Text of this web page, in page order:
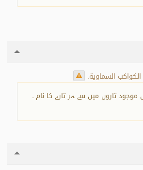
السماوية.
تاروں میں سے ہر تارے کا نام ۔